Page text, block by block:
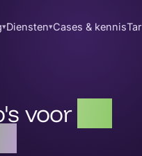
▾Diensten▾Cases & kennis
voor